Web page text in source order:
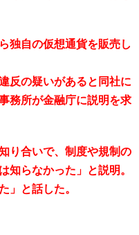
独自の仮想通貨を販売し
反の疑いがあると同社に
務所が金融庁に説明を求
り合いで、制度や規制の
知らなかった」と説明。
」と話した。